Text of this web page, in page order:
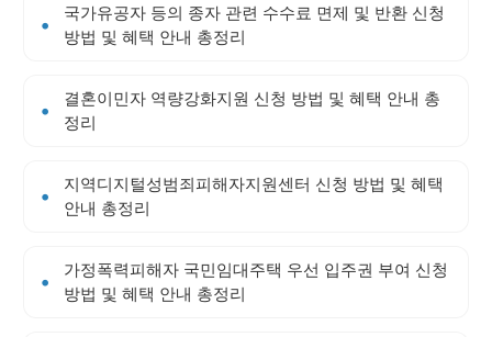
국가유공자 등의 종자 관련 수수료 면제 및 반환 신청
방법 및 혜택 안내 총정리
결혼이민자 역량강화지원 신청 방법 및 혜택 안내 총
정리
지역디지털성범죄피해자지원센터 신청 방법 및 혜택
안내 총정리
가정폭력피해자 국민임대주택 우선 입주권 부여 신청
방법 및 혜택 안내 총정리